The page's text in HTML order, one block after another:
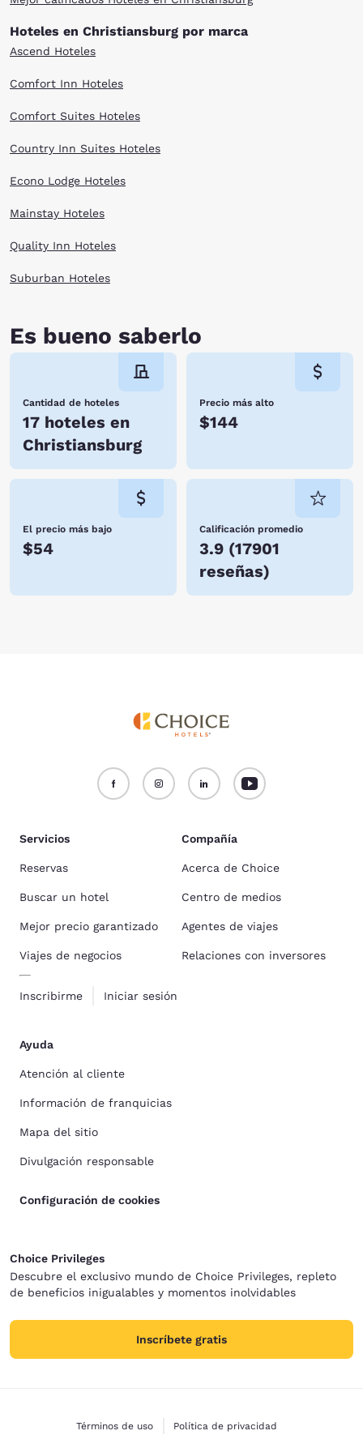
After an adventure-packed day, there are several Christiansburg, VA
hotels to meet your needs. Whether your travel budget is large or small,
Hoteles en Christiansburg por marca
Ascend Hoteles
Comfort Inn Hoteles
Comfort Suites Hoteles
Country Inn Suites Hoteles
Econo Lodge Hoteles
Mainstay Hoteles
Quality Inn Hoteles
Suburban Hoteles
Es bueno saberlo
Cantidad de hoteles
17 hoteles en
Christiansburg
Precio más alto
$144
El precio más bajo
$54
Calificación promedio
3.9 (17901
reseñas)
Servicios
Reservas
Buscar un hotel
Mejor precio garantizado
Viajes de negocios
Inscribirme Iniciar sesión
Compañía
Acerca de Choice
Centro de medios
Agentes de viajes
Relaciones con inversores
Ayuda
Atención al cliente
Información de franquicias
Mapa del sitio
Divulgación responsable
Configuración de cookies
Choice Privileges
Descubre el exclusivo mundo de Choice Privileges, repleto
de beneficios inigualables y momentos inolvidables
Inscríbete gratis
Términos de uso Política de privacidad